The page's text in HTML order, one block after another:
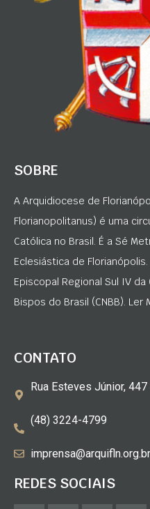
SOBRE
A Arquidiocese de
Florianopolitanus) é uma
Católica no Brasil. É a Sé
Eclesiástica de
Episcopal Regional Sul IV
Bispos do Brasil (CNBB). Ler
CONTATO
Rua Esteves Júnior,
(48) 3224-4799
imprensa@arquifln.org.br
REDES SOCIAIS